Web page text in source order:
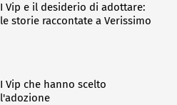
I Vip e il desiderio di adottare:
le storie raccontate a Verissimo
I Vip che hanno scelto
l'adozione